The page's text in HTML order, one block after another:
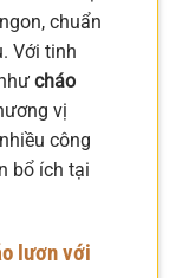
chuẩn
Với tinh
cháo
vị
công
bổ ích tại
lươn với